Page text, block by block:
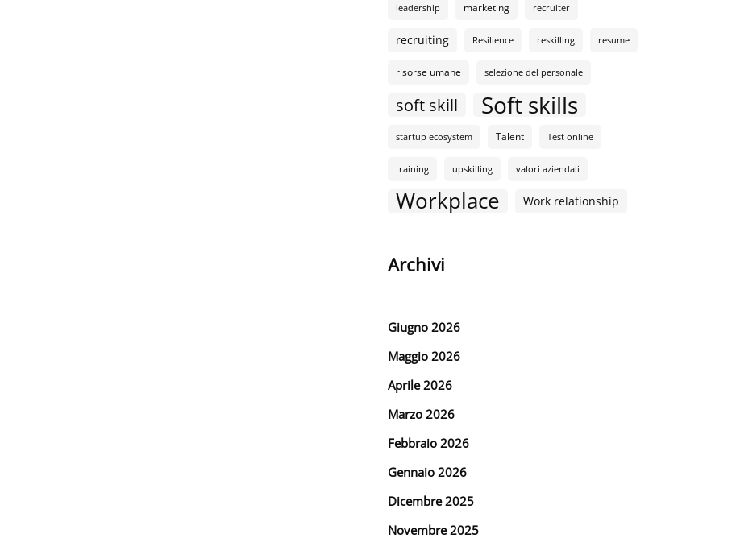
leadership marketing recruiter
recruiting Resilience reskilling resume
risorse umane selezione del personale
soft skill Soft skills
startup ecosystem Talent Test online
training upskilling valori aziendali
Workplace Work relationship
Archivi
Giugno 2026
Maggio 2026
Aprile 2026
Marzo 2026
Febbraio 2026
Gennaio 2026
Dicembre 2025
Novembre 2025